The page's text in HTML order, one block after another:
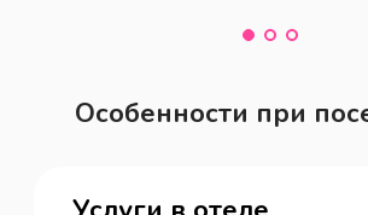
Особенности при